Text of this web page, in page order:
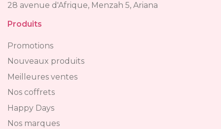
28 avenue d'Afrique, Menzah 5, Ariana
Produits
Promotions
Nouveaux produits
Meilleures ventes
Nos coffrets
Happy Days
Nos marques